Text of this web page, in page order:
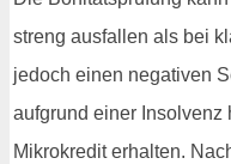
streng ausfallen als bei
jedoch einen negativen
aufgrund einer Insolvenz
Mikrokredit erhalten.